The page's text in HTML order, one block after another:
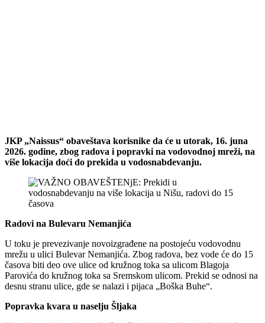
JKP „Naissus“ obaveštava korisnike da će u utorak, 16. juna
2026. godine, zbog radova i popravki na vodovodnoj mreži, na
više lokacija doći do prekida u vodosnabdevanju.
Radovi na Bulevaru Nemanjića
U toku je prevezivanje novoizgrađene na postojeću vodovodnu
mrežu u ulici Bulevar Nemanjića. Zbog radova, bez vode će do 15
časova biti deo ove ulice od kružnog toka sa ulicom Blagoja
Parovića do kružnog toka sa Sremskom ulicom. Prekid se odnosi na
desnu stranu ulice, gde se nalazi i pijaca „Boška Buhe“.
Popravka kvara u naselju Šljaka